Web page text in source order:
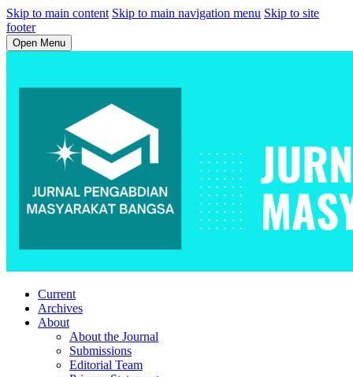
Skip to main content Skip to main navigation menu Skip to site
footer
Open Menu
Current
Archives
About
About the Journal
Submissions
Editorial Team